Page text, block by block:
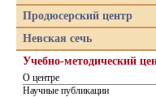
Продюсерский центр
Невская сечь
Учебно-методический
О центре
Научные публикации